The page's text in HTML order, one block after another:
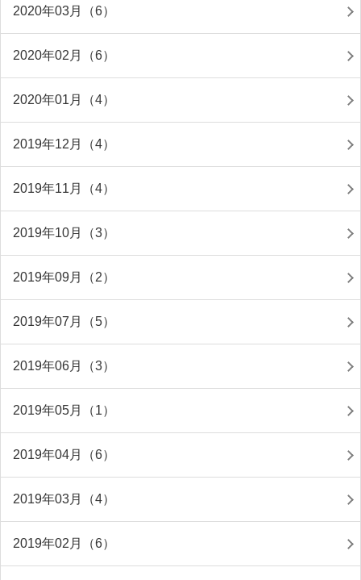
2020年03月（6）
2020年02月（6）
2020年01月（4）
2019年12月（4）
2019年11月（4）
2019年10月（3）
2019年09月（2）
2019年07月（5）
2019年06月（3）
2019年05月（1）
2019年04月（6）
2019年03月（4）
2019年02月（6）